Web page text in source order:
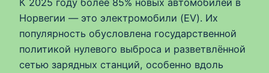
Норвегии — это электромобили (EV). Их
популярность обусловлена государственной
политикой нулевого выброса и разветвлённой
сетью зарядных станций, особенно вдоль